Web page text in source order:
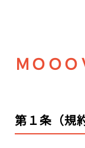
ＭＯＯ
第１条（規